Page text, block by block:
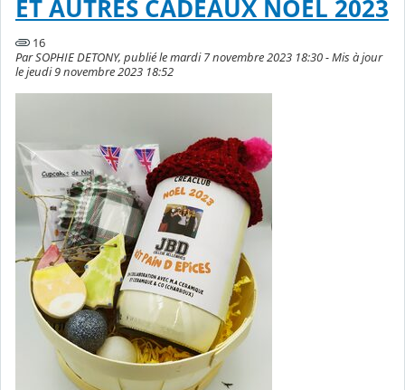
ET AUTRES CADEAUX NOEL 2023
16
Par SOPHIE DETONY, publié le mardi 7 novembre 2023 18:30 - Mis à jour
le jeudi 9 novembre 2023 18:52